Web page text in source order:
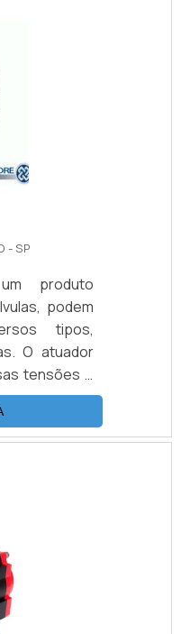
- SP
produto
podem
tipos,
O atuador
tensões e
qual será
modelos
Saiba mais
ISO, com
pela
possui